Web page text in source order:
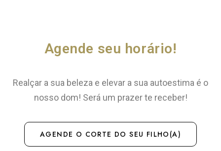
Agende seu horário!
Realçar a sua beleza e elevar a sua autoestima é o
nosso dom! Será um prazer te receber!
AGENDE O CORTE DO SEU FILHO(A)